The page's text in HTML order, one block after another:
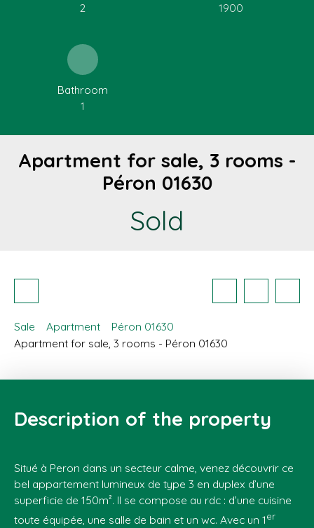
2
1900
Bathroom
1
Apartment for sale, 3 rooms -
Péron 01630
Sold
Sale Apartment
Péron 01630
Apartment for sale, 3 rooms - Péron 01630
Description of the property
Situé à Peron dans un secteur calme, venez découvrir ce
bel appartement lumineux de type 3 en duplex d’une
superficie de 150m². Il se compose au rdc : d’une cuisine
toute équipée, une salle de bain et un wc. Avec un 1er